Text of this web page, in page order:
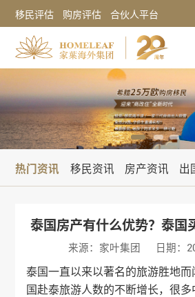
移民评估 购房评估 合伙人平台
热门资讯 移民资讯 房产资讯 出
泰国房产有什么优势？泰国
来源：家叶集团 日期：
泰国一直以来以著名的旅游胜地
国赴泰旅游人数的不断增长，很